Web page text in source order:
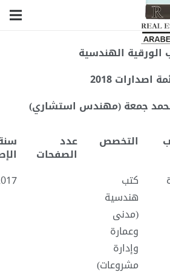
الورقية الهندسية
اصدارات 2018
جمعة (مهندس استشاري)
التخصص عدد
الصفحات
كتب
هندسية
(مدنى
وعمارة
وإدارة
مشروعات)